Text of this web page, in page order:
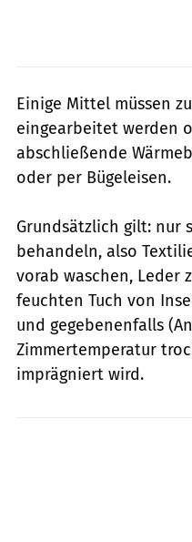
Einige Mittel müssen
eingearbeitet werden
abschließende
oder per Bügeleisen.
Grundsätzlich gilt: nur
behandeln, ­also
vorab waschen, Leder
feuchten Tuch von
und gegebenenfalls
Zimmertemperatur
imprägniert wird.